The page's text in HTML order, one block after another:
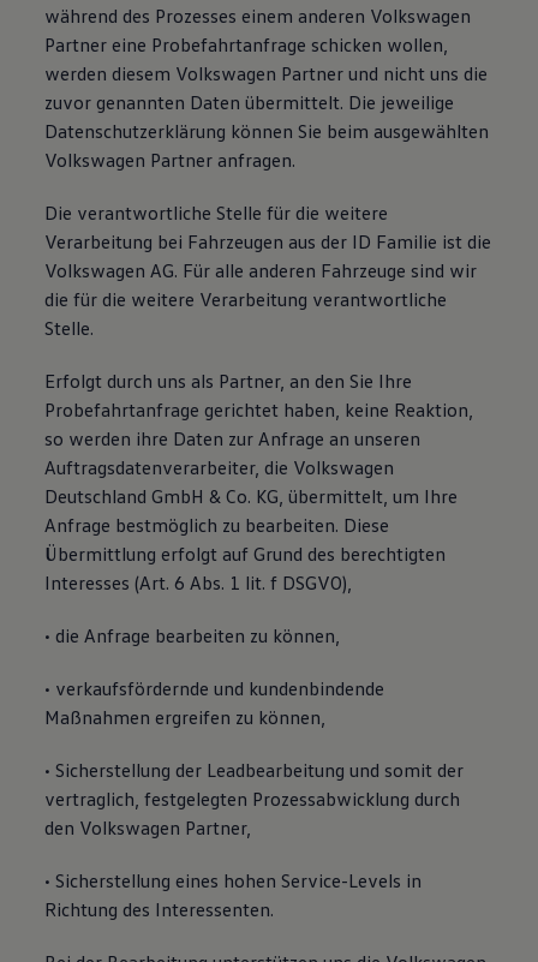
während des Prozesses einem anderen Volkswagen
Partner eine Probefahrtanfrage schicken wollen,
werden diesem Volkswagen Partner und nicht uns die
zuvor genannten Daten übermittelt. Die jeweilige
Datenschutzerklärung können Sie beim ausgewählten
Volkswagen Partner anfragen.
Die verantwortliche Stelle für die weitere
Verarbeitung bei Fahrzeugen aus der ID Familie ist die
Volkswagen AG. Für alle anderen Fahrzeuge sind wir
die für die weitere Verarbeitung verantwortliche
Stelle.
Erfolgt durch uns als Partner, an den Sie Ihre
Probefahrtanfrage gerichtet haben, keine Reaktion,
so werden ihre Daten zur Anfrage an unseren
Auftragsdatenverarbeiter, die Volkswagen
Deutschland GmbH & Co. KG, übermittelt, um Ihre
Anfrage bestmöglich zu bearbeiten. Diese
Übermittlung erfolgt auf Grund des berechtigten
Interesses (Art. 6 Abs. 1 lit. f DSGVO),
• die Anfrage bearbeiten zu können,
• verkaufsfördernde und kundenbindende
Maßnahmen ergreifen zu können,
• Sicherstellung der Leadbearbeitung und somit der
vertraglich, festgelegten Prozessabwicklung durch
den Volkswagen Partner,
• Sicherstellung eines hohen Service-Levels in
Richtung des Interessenten.